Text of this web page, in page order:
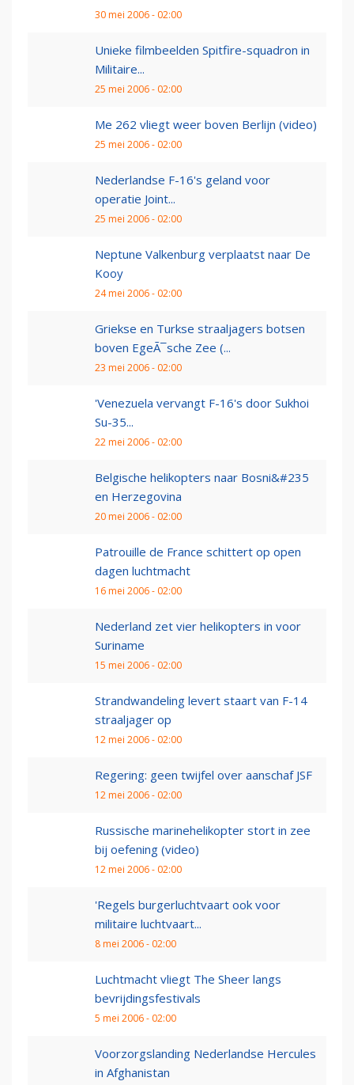
30 mei 2006 - 02:00
Unieke filmbeelden Spitfire-squadron in
Militaire...
25 mei 2006 - 02:00
Me 262 vliegt weer boven Berlijn (video)
25 mei 2006 - 02:00
Nederlandse F-16's geland voor
operatie Joint...
25 mei 2006 - 02:00
Neptune Valkenburg verplaatst naar De
Kooy
24 mei 2006 - 02:00
Griekse en Turkse straaljagers botsen
boven EgeÃ¯sche Zee (...
23 mei 2006 - 02:00
'Venezuela vervangt F-16's door Sukhoi
Su-35...
22 mei 2006 - 02:00
Belgische helikopters naar Bosni&#235
en Herzegovina
20 mei 2006 - 02:00
Patrouille de France schittert op open
dagen luchtmacht
16 mei 2006 - 02:00
Nederland zet vier helikopters in voor
Suriname
15 mei 2006 - 02:00
Strandwandeling levert staart van F-14
straaljager op
12 mei 2006 - 02:00
Regering: geen twijfel over aanschaf JSF
12 mei 2006 - 02:00
Russische marinehelikopter stort in zee
bij oefening (video)
12 mei 2006 - 02:00
'Regels burgerluchtvaart ook voor
militaire luchtvaart...
8 mei 2006 - 02:00
Luchtmacht vliegt The Sheer langs
bevrijdingsfestivals
5 mei 2006 - 02:00
Voorzorgslanding Nederlandse Hercules
in Afghanistan